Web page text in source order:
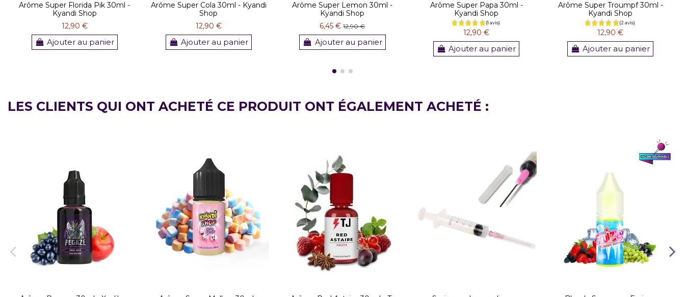
Arôme Super Florida Pik 30ml -
Kyandi Shop
12,90 €
Ajouter au panier
Arôme Super Cola 30ml - Kyandi
Shop
12,90 €
Ajouter au panier
Arôme Super Lemon 30ml -
Kyandi Shop
6,45 €12,90 €
Ajouter au panier
Arôme Super Papa 30ml -
Kyandi Shop
12,90 €
Ajouter au panier
Arôme Super Troumpf 30ml -
Kyandi Shop
12,90 €
Ajouter au panier
LES CLIENTS QUI ONT ACHETÉ CE PRODUIT ONT ÉGALEMENT ACHETÉ :